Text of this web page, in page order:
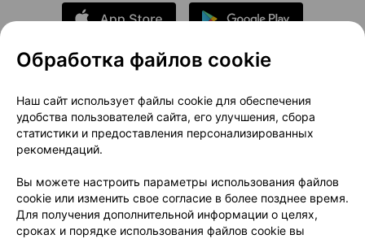
О проекте
Новости проекта
Размещение рекламы
Медицинский маркетинг
Публичный договор
Доставка
Способы оплаты
Вакансии
Партнеры
Написать руководителю 103.by
Написать в поддержку
Обработка файлов cookie
Наш сайт использует файлы cookie для обеспечения
удобства пользователей сайта, его улучшения, сбора
статистики и предоставления персонализированных
рекомендаций.
Вы можете настроить параметры использования файлов
cookie или изменить свое согласие в более позднее время.
Для получения дополнительной информации о целях,
сроках и порядке использования файлов cookie вы